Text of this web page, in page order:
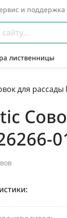
и поддержка
лиственницы
для